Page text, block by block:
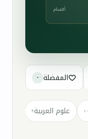
أقسام
المفضلة ٠
١٠ علوم العربية٣